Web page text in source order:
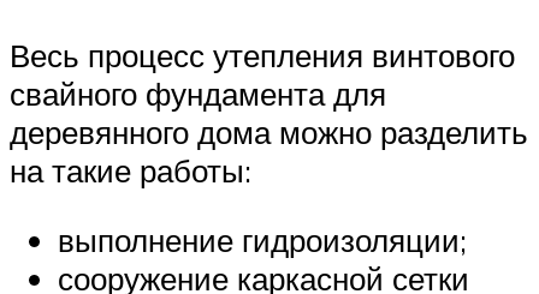
Весь процесс утепления винтового
свайного фундамента для
деревянного дома можно разделить
на такие работы:
выполнение гидроизоляции;
сооружение каркасной сетки